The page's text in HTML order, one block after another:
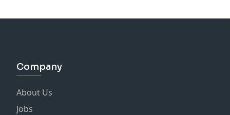
Company
About Us
Jobs